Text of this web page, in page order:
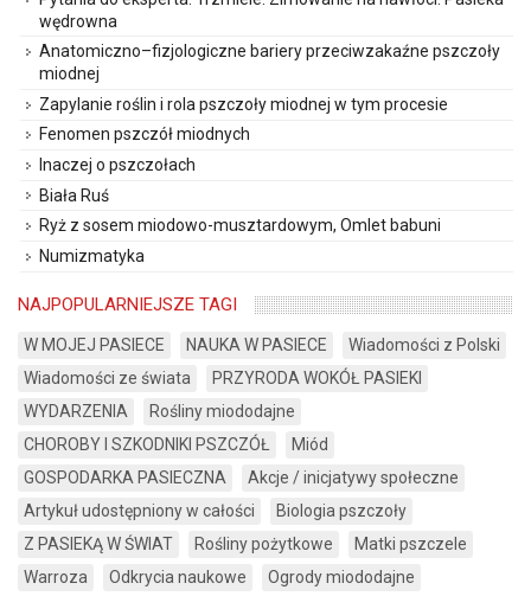
wędrowna
Anatomiczno–fizjologiczne bariery przeciwzakaźne pszczoły
miodnej
Zapylanie roślin i rola pszczoły miodnej w tym procesie
Fenomen pszczół miodnych
Inaczej o pszczołach
Biała Ruś
Ryż z sosem miodowo-musztardowym, Omlet babuni
Numizmatyka
NAJPOPULARNIEJSZE TAGI
W MOJEJ PASIECE NAUKA W PASIECE
Wiadomości z Polski
Wiadomości ze świata
PRZYRODA WOKÓŁ PASIEKI
WYDARZENIA
Rośliny miododajne
CHOROBY I SZKODNIKI PSZCZÓŁ
Miód
GOSPODARKA PASIECZNA
Akcje / inicjatywy społeczne
Artykuł udostępniony w całości
Biologia pszczoły
Z PASIEKĄ W ŚWIAT
Rośliny pożytkowe
Matki pszczele
Warroza
Odkrycia naukowe
Ogrody miododajne